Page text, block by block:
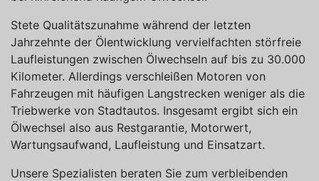
Stete Qualitätszunahme während der letzten
Jahrzehnte der Ölentwicklung vervielfachten störfreie
Laufleistungen zwischen Ölwechseln auf bis zu 30.000
Kilometer. Allerdings verschleißen Motoren von
Fahrzeugen mit häufigen Langstrecken weniger als die
Triebwerke von Stadtautos. Insgesamt ergibt sich ein
Ölwechsel also aus Restgarantie, Motorwert,
Wartungsaufwand, Laufleistung und Einsatzart.
Unsere Spezialisten beraten Sie zum verbleibenden